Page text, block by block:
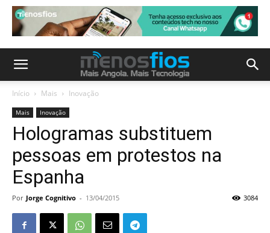
Início Mais Inovação
Mais Inovação
Hologramas substituem
pessoas em protestos na
Espanha
Por Jorge Cognitivo - 13/04/2015 3084